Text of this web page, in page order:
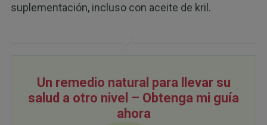
suplementación, incluso con aceite de kril.
Un remedio natural para llevar su
salud a otro nivel – Obtenga mi guía
ahora